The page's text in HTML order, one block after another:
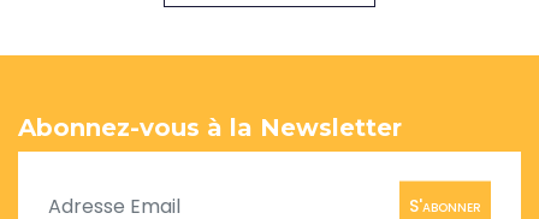
Abonnez-vous à la Newsletter
S'abonner